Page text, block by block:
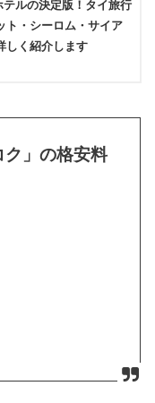
テルの決定版！タイ旅行
ト・シーロム・サイア
しく紹介します
ク」の格安料